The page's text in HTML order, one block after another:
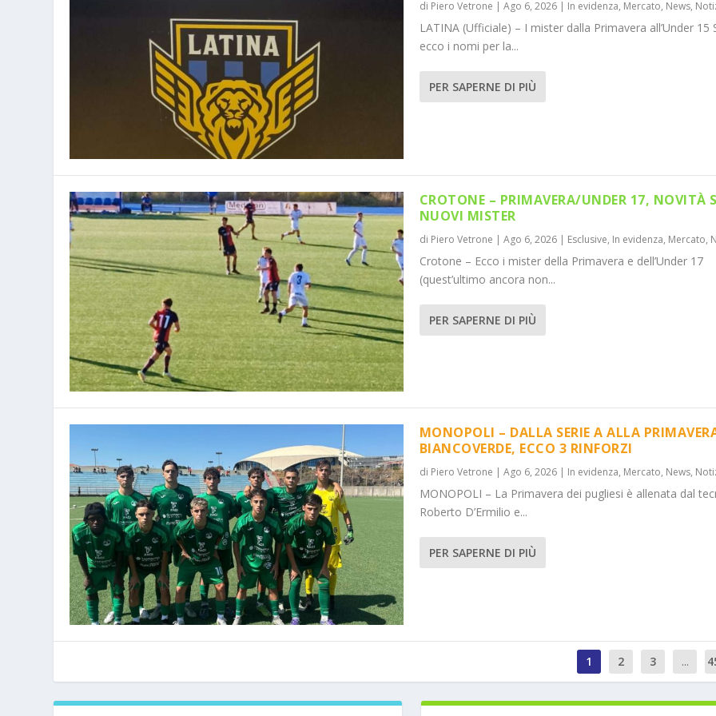
di Piero Vetrone | Ago 6, 2026| In evidenza, Mercato, News,
LATINA (Ufficiale) – I mister dalla Primavera all’Under 15
ecco i nomi per la...
PER SAPERNE DI PIÙ
CROTONE – PRIMAVERA/UNDER 17, NOVITÀ
NUOVI MISTER
di Piero Vetrone | Ago 6, 2026| Esclusive, In evidenza, Mercato,
Crotone – Ecco i mister della Primavera e dell’Under 17
(quest’ultimo ancora non...
PER SAPERNE DI PIÙ
MONOPOLI – DALLA SERIE A ALLA
BIANCOVERDE, ECCO 3 RINFORZI
di Piero Vetrone | Ago 6, 2026| In evidenza, Mercato, News,
MONOPOLI – La Primavera dei pugliesi è allenata dal
Roberto D’Ermilio e...
PER SAPERNE DI PIÙ
1 2 3 ...